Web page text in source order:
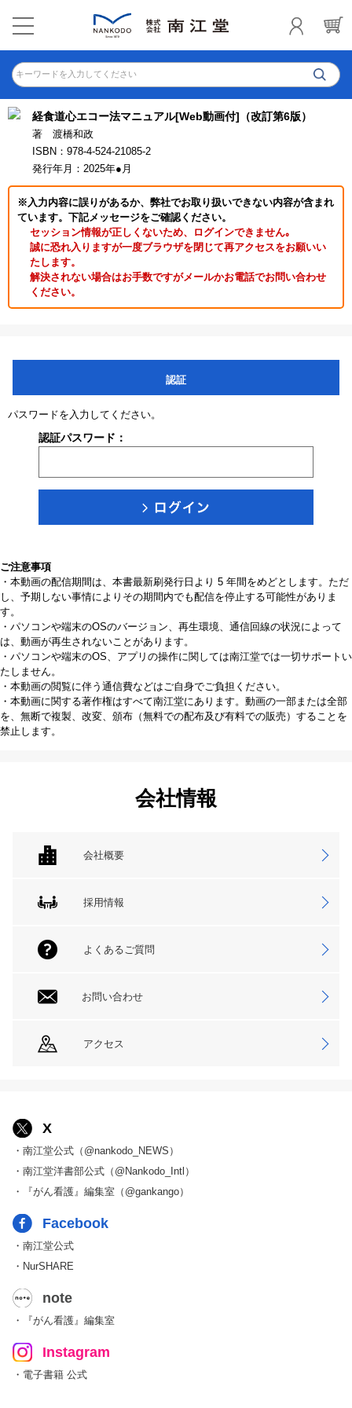
キーワードを入力してください
経食道心エコー法マニュアル[Web動画付]（改訂第6版）
著 渡橋和政
ISBN：978-4-524-21085-2
発行年月：2025年●月
※入力内容に誤りがあるか、弊社でお取り扱いできない内容が含まれ
ています。下記メッセージをご確認ください。
セッション情報が正しくないため、ログインできません｡
誠に恐れ入りますが一度ブラウザを閉じて再アクセスをお願いい
たします。
解決されない場合はお手数ですがメールかお電話でお問い合わせ
ください。
認証
パスワードを入力してください。
認証パスワード：
ご注意事項
・本動画の配信期間は、本書最新刷発行日より 5 年間をめどとします。ただ
し、予期しない事情によりその期間内でも配信を停止する可能性がありま
す。
・パソコンや端末のOSのバージョン、再生環境、通信回線の状況によって
は、動画が再生されないことがあります。
・パソコンや端末のOS、アプリの操作に関しては南江堂では一切サポートい
たしません。
・本動画の閲覧に伴う通信費などはご自身でご負担ください。
・本動画に関する著作権はすべて南江堂にあります。動画の一部または全部
を、無断で複製、改変、頒布（無料での配布及び有料での販売）することを
禁止します。
会社情報
会社概要
採用情報
よくあるご質問
お問い合わせ
アクセス
X
・南江堂公式（@nankodo_NEWS）
・南江堂洋書部公式（@Nankodo_Intl）
・『がん看護』編集室（@gankango）
Facebook
・南江堂公式
・NurSHARE
note
・『がん看護』編集室
Instagram
・電子書籍 公式